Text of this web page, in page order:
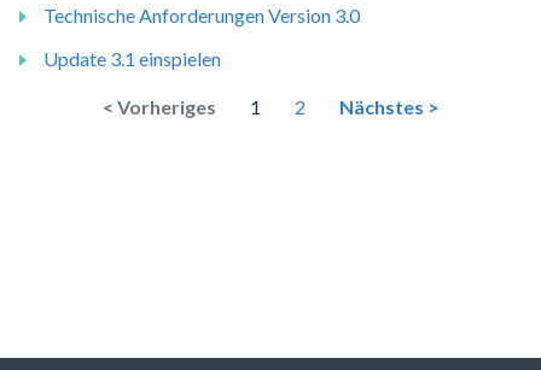
Technische Anforderungen Version 3.0
Update 3.1 einspielen
< Vorheriges 1 2 Nächstes >